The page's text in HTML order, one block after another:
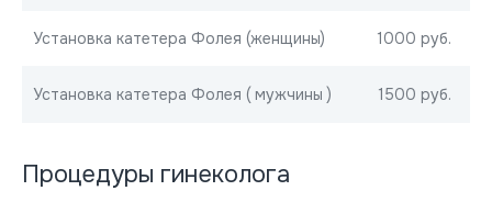
Установка катетера Фолея (женщины) 1000 руб.
Установка катетера Фолея ( мужчины ) 1500 руб.
Процедуры гинеколога